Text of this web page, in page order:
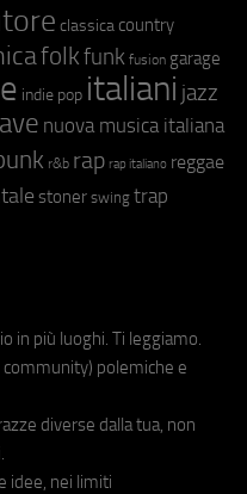
classica country
folkfunk fusion garage
indie pop italiani jazz
nuova musica italiana
r&b rap rap italiano reggae
stoner swing trap
in più luoghi. Ti leggiamo.
community) polemiche e
diverse dalla tua, non
idee, nei limiti